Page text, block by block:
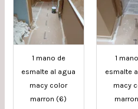
1 mano de
esmalte al agua
macy color
marron (6)
1
esmalte
macy